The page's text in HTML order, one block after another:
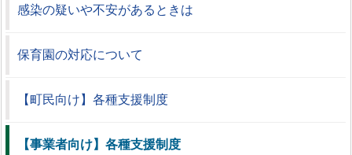
感染の疑いや不安があるときは
保育園の対応について
【町民向け】各種支援制度
【事業者向け】各種支援制度